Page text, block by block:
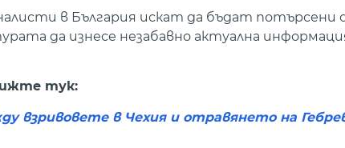
в България искат да бъдат потърсени
да изнесе незабавно актуална
тук:
взривовете в Чехия и отравянето на